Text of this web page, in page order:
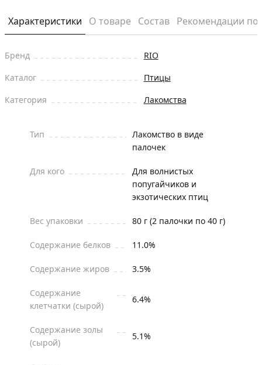
Характеристики О товаре Состав Рекомендации
Бренд
RIO
Каталог
Птицы
Категория
Лакомства
Тип
Лакомство в виде
палочек
Для кого
Для волнистых
попугайчиков и
экзотических птиц
Вес упаковки 80 г (2 палочки по 40 г)
Содержание белков 11.0%
Содержание жиров 3.5%
Содержание
клетчатки (сырой)
6.4%
Содержание золы
(сырой)
5.1%